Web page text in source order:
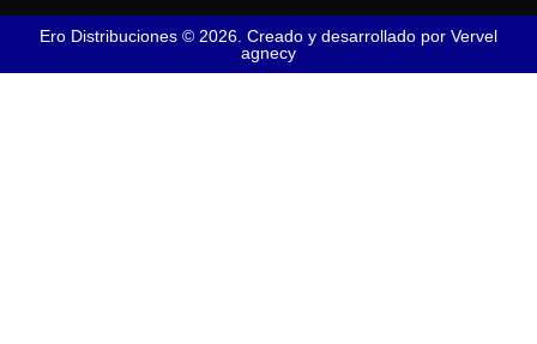
Ero Distribuciones © 2026. Creado y desarrollado por Vervel
agnecy